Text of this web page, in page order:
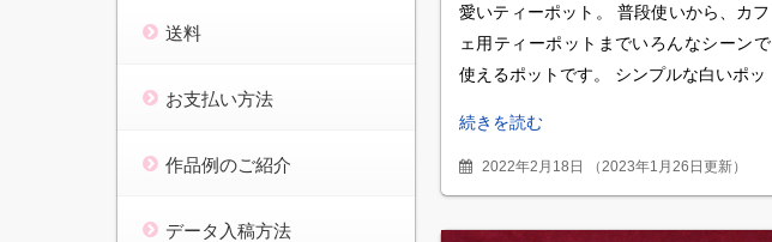
愛いティーポット。 普段使いから、カフ
ェ用ティーポットまでいろんなシーンで
使えるポットです。 シンプルな白いポッ
続きを読む
2022年2月18日 （ 2023年1月26日更新）
送料
お支払い方法
作品例のご紹介
データ入稿方法